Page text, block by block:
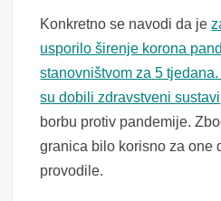
Konkretno se navodi da je
usporilo širenje korona
stanovništvom za 5
su dobili zdravstveni sustavi
borbu protiv pandemije.
granica bilo korisno za one
provodile.